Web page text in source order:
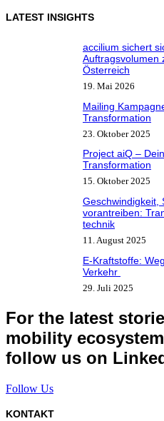
LATEST INSIGHTS
accilium sichert
Auftragsvolumen
Österreich
19. Mai 2026
Mailing
Transformation
23. Oktober 2025
Project aiQ –
Transformation
15. Oktober 2025
Geschwindigkeit,
vorantreiben:
technik
11. August 2025
E-Kraftstoffe:
Verkehr
29. Juli 2025
For the latest
mobility
follow us on
Follow Us
KONTAKT